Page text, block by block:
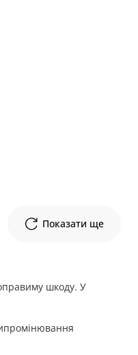
Показати ще
шкоду. У